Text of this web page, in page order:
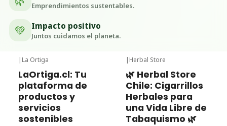
Emprendimientos sustentables.
💚 Impacto positivo
Juntos cuidamos el planeta.
| La Ortiga
LaOrtiga.cl: Tu
plataforma de
productos y
servicios
sostenibles
| Herbal Store
🌿 Herbal Store
Chile: Cigarrillos
Herbales para
una Vida Libre de
Tabaquismo 🌿